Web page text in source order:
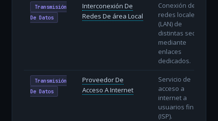
Transmisión
De Datos
Interconexión De
Redes De área Local
Conexión de
redes locales
(LAN) de
distintas sedes
mediante
enlaces
dedicados.
Transmisión
De Datos
Proveedor De
Acceso A Internet
Servicio de
acceso a
internet a
usuarios finales
(ISP).